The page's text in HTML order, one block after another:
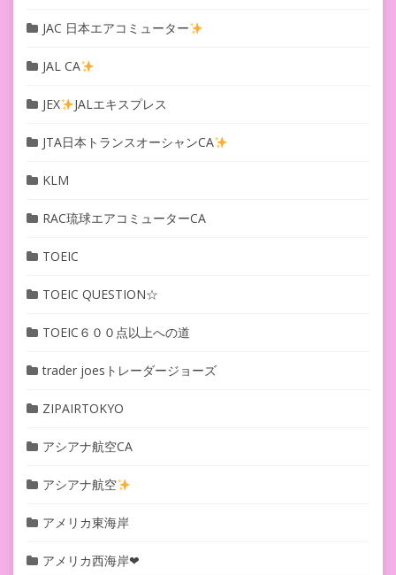
JAC 日本エアコミューター
JAL CA
JEX JALエキスプレス
JTA日本トランスオーシャンCA
KLM
RAC琉球エアコミューターCA
TOEIC
TOEIC QUESTION☆
TOEIC６００点以上への道
trader joesトレーダージョーズ
ZIPAIRTOKYO
アシアナ航空CA
アシアナ航空
アメリカ東海岸
アメリカ西海岸❤︎